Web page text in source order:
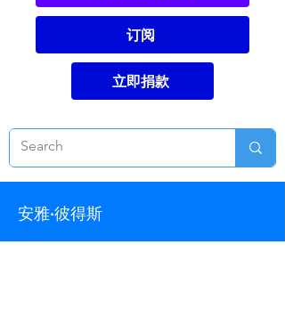
订阅
立即捐款
安雅·彼得斯